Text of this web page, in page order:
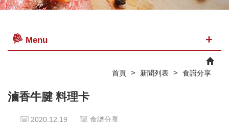
Menu
首頁 > 新聞列表 > 食譜分享
滷香牛腱 料理卡
2020.12.19 食譜分享